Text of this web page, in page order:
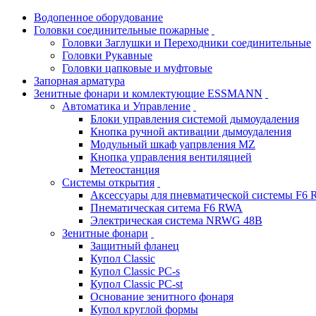
Водопенное оборудование
Головки соединительные пожарные
Головки Заглушки и Переходники соединительные
Головки Рукавные
Головки цапковые и муфтовые
Запорная арматура
Зенитные фонари и комлектующие ESSMANN
Автоматика и Управление
Блоки управления системой дымоудаления
Кнопка ручной активации дымоудаления
Модульный шкаф уапрвления MZ
Кнопка управления вентиляцией
Метеостанция
Системы открытия
Аксессуары для пневматической системы F6
Пнематическая ситема F6 RWA
Электрическая система NRWG 48В
Зенитные фонари
Защитный фланец
Купол Classic
Купол Classic PC-s
Купол Classic PC-st
Основание зенитного фонаря
Купол круглой формы